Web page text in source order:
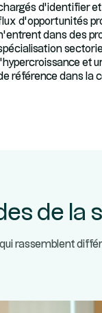
d’identifier
d’opportunités
dans des
l’hypercroissance et
référence dans la
de la
rassemblent